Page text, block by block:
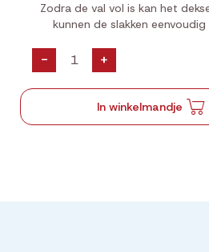
Zodra de val vol is kan het
kunnen de slakken
- +
In winkelmandje